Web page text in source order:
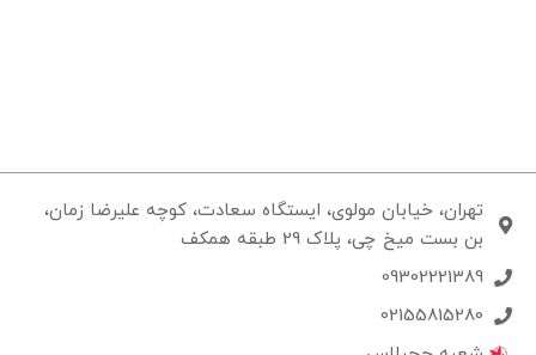
تهران، خیابان مولوی، ایستگاه سعادت، کوچه علیرضا زمان،
بن بست میخ چی، پلاک 29 طبقه همکف
09302221389
02155815280